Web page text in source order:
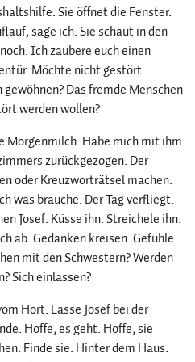
Sie öffnet die Fenster.
sage ich. Sie schaut in den
Ich zaubere euch einen
Möchte nicht gestört
Das fremde Menschen
werden wollen?
Morgenmilch. Habe mich mit ihm
zurückgezogen. Der
oder Kreuzworträtsel machen.
was brauche. Der Tag verfliegt.
Josef. Küsse ihn. Streichele ihn.
ab. Gedanken kreisen. Gefühle.
mit den Schwestern? Werden
Sich einlassen?
Hort. Lasse Josef bei der
Hoffe, es geht. Hoffe, sie
Finde sie. Hinter dem Haus.